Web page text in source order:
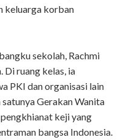
keluarga korban
sekolah, Rachmi
Di ruang kelas, ia
PKI dan organisasi lain
Gerakan Wanita
keji yang
bangsa Indonesia.